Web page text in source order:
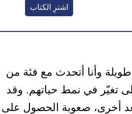
اشترِ الكتاب
وأنا أتحدث مع فئة من
تغيّر في نمط حياتهم. وقد
أخرى، صعوبة الحصول على